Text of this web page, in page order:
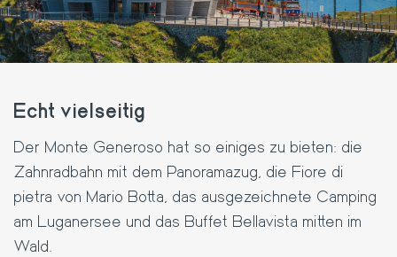
Echt vielseitig
Der Monte Generoso hat so einiges zu bieten: die
Zahnradbahn mit dem Panoramazug, die Fiore di
pietra von Mario Botta, das ausgezeichnete Camping
am Luganersee und das Buffet Bellavista mitten im
Wald.